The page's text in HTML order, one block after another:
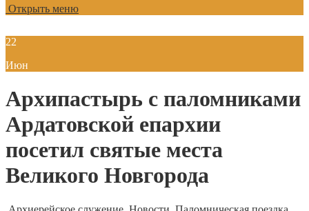
Открыть меню
22
Июн
Архипастырь с паломниками
Ардатовской епархии
посетил святые места
Великого Новгорода